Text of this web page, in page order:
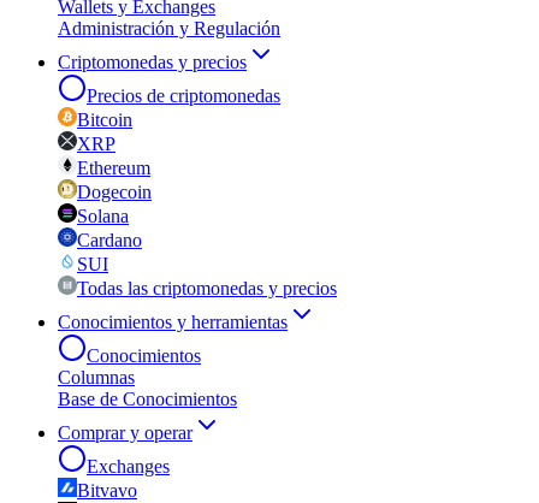
Wallets y Exchanges
Administración y Regulación
Criptomonedas y precios
Precios de criptomonedas
Bitcoin
XRP
Ethereum
Dogecoin
Solana
Cardano
SUI
Todas las criptomonedas y precios
Conocimientos y herramientas
Conocimientos
Columnas
Base de Conocimientos
Comprar y operar
Exchanges
Bitvavo